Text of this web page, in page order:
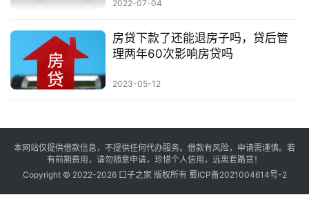
2022-07-04
房贷下款了还能退房子吗，贷后管
理两年60次影响房贷吗
2023-05-12
本网站仅提供借款信息，不提供任何代办服务。借款有风险，申请需谨慎。若
有前期费用，请勿随意申请，珍惜个人信用，远离套路贷！
Copyright © 2022-2026 口子之家版权所有 蜀ICP备2021004614号-2